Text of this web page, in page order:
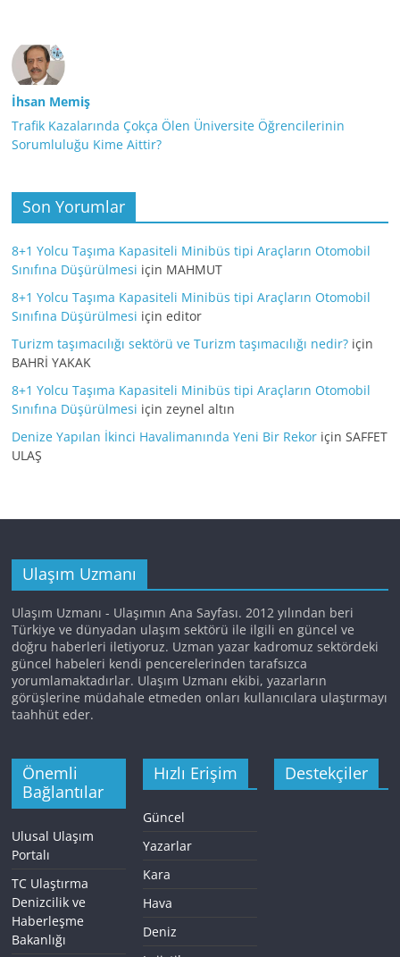
İhsan Memiş
Trafik Kazalarında Çokça Ölen Üniversite Öğrencilerinin
Sorumluluğu Kime Aittir?
Son Yorumlar
8+1 Yolcu Taşıma Kapasiteli Minibüs tipi Araçların Otomobil
Sınıfına Düşürülmesi için MAHMUT
8+1 Yolcu Taşıma Kapasiteli Minibüs tipi Araçların Otomobil
Sınıfına Düşürülmesi içineditor
Turizm taşımacılığı sektörü ve Turizm taşımacılığı nedir? için
BAHRİ YAKAK
8+1 Yolcu Taşıma Kapasiteli Minibüs tipi Araçların Otomobil
Sınıfına Düşürülmesi içinzeynel altın
Denize Yapılan İkinci Havalimanında Yeni Bir Rekor içinSAFFET
ULAŞ
Ulaşım Uzmanı
Ulaşım Uzmanı - Ulaşımın Ana Sayfası. 2012 yılından beri
Türkiye ve dünyadan ulaşım sektörü ile ilgili en güncel ve
doğru haberleri iletiyoruz. Uzman yazar kadromuz sektördeki
güncel habeleri kendi pencerelerinden tarafsızca
yorumlamaktadırlar. Ulaşım Uzmanı ekibi, yazarların
görüşlerine müdahale etmeden onları kullanıcılara ulaştırmayı
taahhüt eder.
Önemli
Bağlantılar
Ulusal Ulaşım
Portalı
TC Ulaştırma
Denizcilik ve
Haberleşme
Bakanlığı
Hızlı Erişim
Güncel
Yazarlar
Kara
Hava
Deniz
Destekçiler